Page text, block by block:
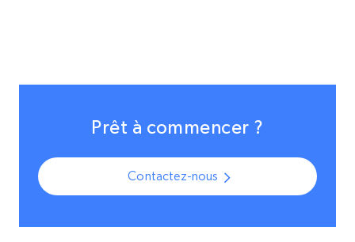
Prêt à commencer ?
Contactez-nous